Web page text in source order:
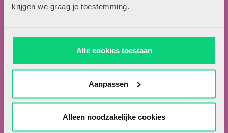
krijgen we graag je toestemming.
Alle cookies toestaan
Aanpassen
Alleen noodzakelijke cookies
Over HJK
Artikel insturen
Adverteren in HJK
Contact
5041 SE Tilburg